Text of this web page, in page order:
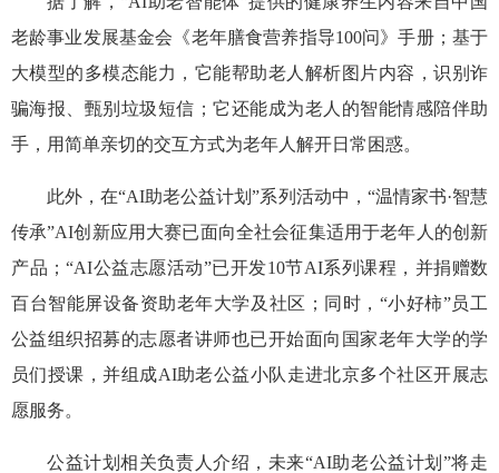
老龄事业发展基金会《老年膳食营养指导100问》手册；基于
大模型的多模态能力，它能帮助老人解析图片内容，识别诈
骗海报、甄别垃圾短信；它还能成为老人的智能情感陪伴助
手，用简单亲切的交互方式为老年人解开日常困惑。
此外，在“AI助老公益计划”系列活动中，“温情家书·智慧
传承”AI创新应用大赛已面向全社会征集适用于老年人的创新
产品；“AI公益志愿活动”已开发10节AI系列课程，并捐赠数
百台智能屏设备资助老年大学及社区；同时，“小好柿”员工
公益组织招募的志愿者讲师也已开始面向国家老年大学的学
员们授课，并组成AI助老公益小队走进北京多个社区开展志
愿服务。
公益计划相关负责人介绍，未来“AI助老公益计划”将走